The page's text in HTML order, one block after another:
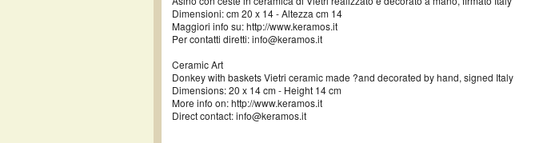
Dimensioni: cm 20 x 14 - Altezza cm 14
Maggiori info su: http://www.keramos.it
Per contatti diretti: info@keramos.it
Ceramic Art
Donkey with baskets Vietri ceramic made ?and decorated by hand, signed Italy
Dimensions: 20 x 14 cm - Height 14 cm
More info on: http://www.keramos.it
Direct contact: info@keramos.it